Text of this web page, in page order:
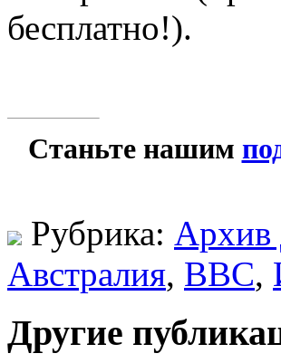
бесплатно!).
Станьте нашим
Рубрика: Архив
Австралия, ВВС,
Другие